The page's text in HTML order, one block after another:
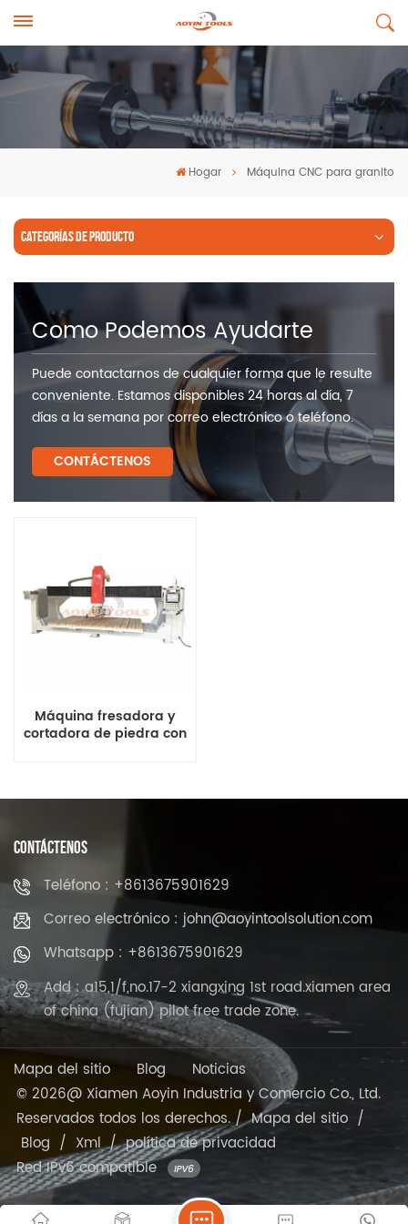
Hogar Máquina CNC para granito
CATEGORÍAS DE PRODUCTO
Como Podemos Ayudarte
Puede contactarnos de cualquier forma que le resulte
conveniente. Estamos disponibles 24 horas al día, 7
días a la semana por correo electrónico o teléfono.
CONTÁCTENOS
Máquina fresadora y
cortadora de piedra con
CONTÁCTENOS
Teléfono : +8613675901629
Correo electrónico : john@aoyintoolsolution.com
Whatsapp : +8613675901629
Add : a15,1/f,no.17-2 xiangxing 1st road.xiamen area
of china (fujian) pilot free trade zone.
Mapa del sitio Blog
Noticias
© 2026@ Xiamen Aoyin Industria y Comercio Co., Ltd.
Reservados todos los derechos. /Mapa del sitio /
Blog / Xml/política de privacidad
Red IPv6 compatible